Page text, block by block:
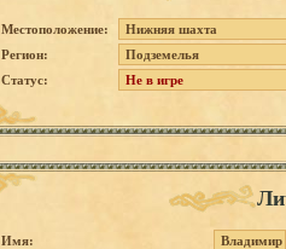
Местоположение:
Нижняя шахта
Регион:
Подземелья
Статус:
Не в игре
Имя:
Владимир